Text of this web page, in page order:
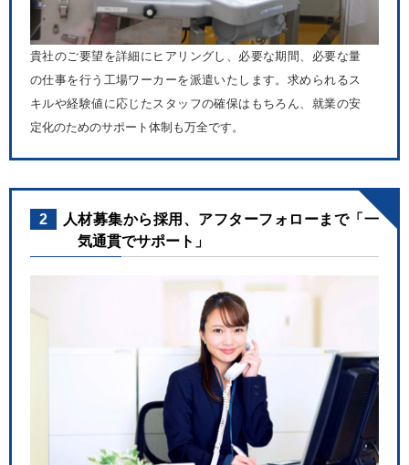
貴社のご要望を詳細にヒアリングし、必要な期間、必要な量
の仕事を行う工場ワーカーを派遣いたします。求められるス
キルや経験値に応じたスタッフの確保はもちろん、就業の安
定化のためのサポート体制も万全です。
2
人材募集から採用、アフターフォローまで「一
気通貫でサポート」